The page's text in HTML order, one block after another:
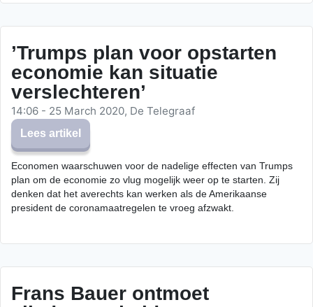
’Trumps plan voor opstarten
economie kan situatie
verslechteren’
14:06 - 25 March 2020, De Telegraaf
Lees artikel
Economen waarschuwen voor de nadelige effecten van Trumps
plan om de economie zo vlug mogelijk weer op te starten. Zij
denken dat het averechts kan werken als de Amerikaanse
president de coronamaatregelen te vroeg afzwakt.
Frans Bauer ontmoet